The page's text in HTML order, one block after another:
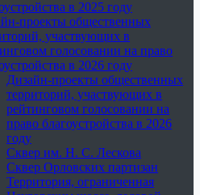
в 2025 году
проекты общественных
участвующих в
голосовании на право
в 2026 году
Дизайн-проекты общественных
территорий, участвующих в
рейтинговом голосовании на
право благоустройства в 2026
году
Сквер им. Н. С. Лескова
Сквер Орловских партизан
Территория, ограниченная